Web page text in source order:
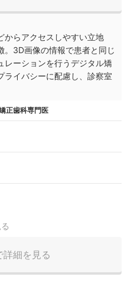
からアクセスしやすい立地
。3D画像の情報で患者と同じ
レーションを行うデジタル矯
ライバシーに配慮し、診察室
正歯科専門医
細を見る